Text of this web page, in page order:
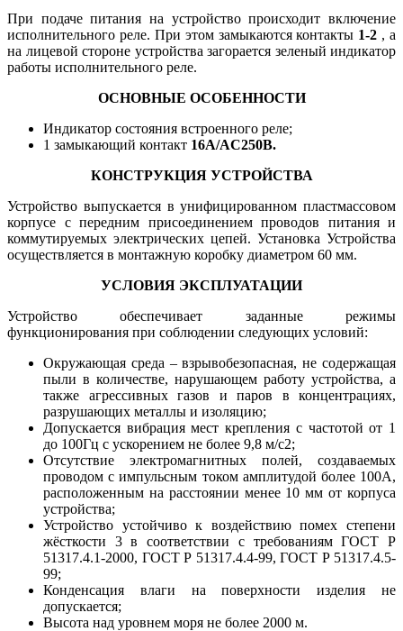
При подаче питания на устройство происходит включение
исполнительного реле. При этом замыкаются контакты 1-2 , а
на лицевой стороне устройства загорается зеленый индикатор
работы исполнительного реле.
ОСНОВНЫЕ ОСОБЕННОСТИ
Индикатор состояния встроенного реле;
1 замыкающий контакт 16А/AC250В.
КОНСТРУКЦИЯ УСТРОЙСТВА
Устройство выпускается в унифицированном пластмассовом
корпусе с передним присоединением проводов питания и
коммутируемых электрических цепей. Установка Устройства
осуществляется в монтажную коробку диаметром 60 мм.
УСЛОВИЯ ЭКСПЛУАТАЦИИ
Устройство обеспечивает заданные режимы
функционирования при соблюдении следующих условий:
Окружающая среда – взрывобезопасная, не содержащая
пыли в количестве, нарушающем работу устройства, а
также агрессивных газов и паров в концентрациях,
разрушающих металлы и изоляцию;
Допускается вибрация мест крепления с частотой от 1
до 100Гц с ускорением не более 9,8 м/с2;
Отсутствие электромагнитных полей, создаваемых
проводом с импульсным током амплитудой более 100А,
расположенным на расстоянии менее 10 мм от корпуса
устройства;
Устройство устойчиво к воздействию помех степени
жёсткости 3 в соответствии с требованиям ГОСТ Р
51317.4.1-2000, ГОСТ Р 51317.4.4-99, ГОСТ Р 51317.4.5-
99;
Конденсация влаги на поверхности изделия не
допускается;
Высота над уровнем моря не более 2000 м.